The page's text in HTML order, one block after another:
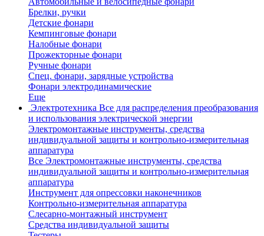
Брелки, ручки
Детские фонари
Кемпинговые фонари
Налобные фонари
Прожекторные фонари
Ручные фонари
Спец. фонари, зарядные устройства
Фонари электродинамические
Еще
Электротехника Все для распределения преобразования
и использования электрической энергии
Электромонтажные инструменты, средства
индивидуальной защиты и контрольно-измерительная
аппаратура
Все Электромонтажные инструменты, средства
индивидуальной защиты и контрольно-измерительная
аппаратура
Инструмент для опрессовки наконечников
Контрольно-измерительная аппаратура
Слесарно-монтажный инструмент
Средства индивидуальной защиты